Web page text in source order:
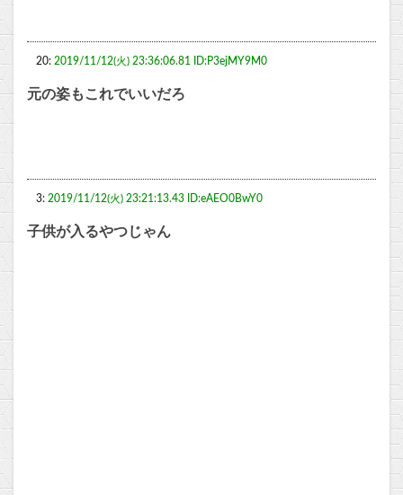
20: 2019/11/12(火) 23:36:06.81 ID:P3ejMY9M0
元の姿もこれでいいだろ
3: 2019/11/12(火) 23:21:13.43 ID:eAEO0BwY0
子供が入るやつじゃん